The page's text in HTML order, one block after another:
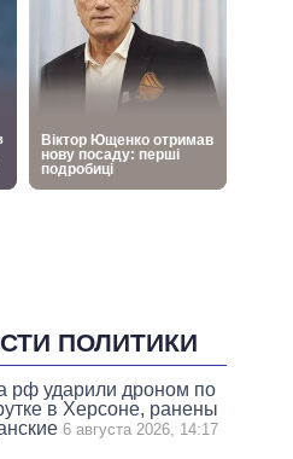
ПОЛИТИКИ
рф ударили дроном по
в Херсоне, ранены
6 августа 2026, 14:17